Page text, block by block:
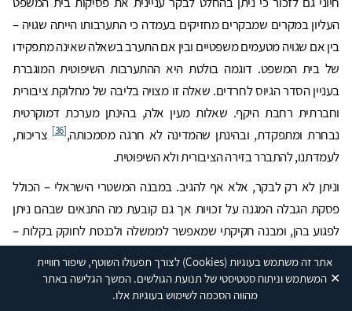
אתר זה משתמש בעוגיות(Cookies) לצורך תפעולו השוטף, שיפור חוויית
המשתמש וניתוח סטטיסטי של תנועת הגולשים. המשך הגלישה באתר
מהווה הסכמה לשימוש בעוגיות אלו.
✕
העליון במקרים שמבקרים מחזיקים בעמדה כי התערבותו הייתה שגויה –
בין אם שגויה מטעמים משפטיים ובין אם התערב בשאלה שאינה מתפקידו
של בית המשפט. דוגמה בולטת היא ההתערבות השיפוטית המוגברת
בעניין הסדר הגיוס לחרדים. שאלה זו מצויה בליבה של מחלוקת ציבורית
וחברתית רחבת היקף. שאלות מעין אלה, בהינתן מערכת דמוקרטית
נבחרת ומתפקדת, ובהינתן שהמדינה לא חרגה מסמכותה,[36]
צריכות,
לעמדתנו, להתברר בזירה הציבורית ולא השיפוטית.
וניתן לא רק לבקר, אלא אף להגיב. במבנה המשטרי הישראלי – הכולל
פסקת הגבלה המגנה על זכויות אך גם קובעת מה התנאים שבהם ניתן
לפגוע בהן, ומבנה חקיקתי שמאפשר לממשלה ולכנסת לחוקק בקלות –
המשפט קבע הסדרים שלא נשאו חן בעיני הרשויות הפוליטיות, הן הגיבו
לגופו של עניין בתגובה חקיקתית שנועדה לשנות את ההסדר שקבע בית